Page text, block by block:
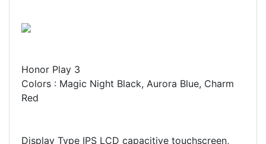
Honor Play 3
Colors : Magic Night Black, Aurora Blue, Charm
Red
Display Type IPS LCD capacitive touchscreen,